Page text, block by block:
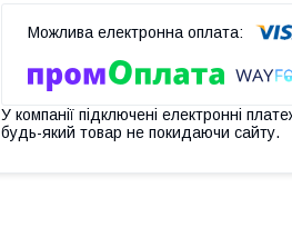
У компанії підключені електронні
будь-який товар не покидаючи сайту.